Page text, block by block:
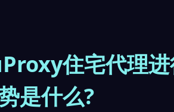
住宅代理
是什么?